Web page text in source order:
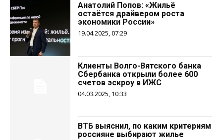
Анатолий Попов: «Жильё
остаётся драйвером роста
экономики России»
19.04.2025, 07:29
Клиенты Волго-Вятского банка
Сбербанка открыли более 600
счетов эскроу в ИЖС
04.03.2025, 10:33
ВТБ выяснил, по каким критериям
россияне выбирают жилье